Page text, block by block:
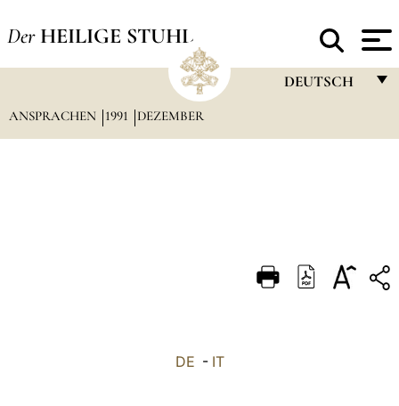
Der HEILIGE STUHL
DEUTSCH
DEUTSCH
ANSPRACHEN 1991 DEZEMBER
DE - IT